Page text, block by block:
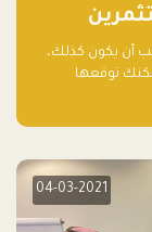
أن يكون كذلك،
توقعها
04-03-2021